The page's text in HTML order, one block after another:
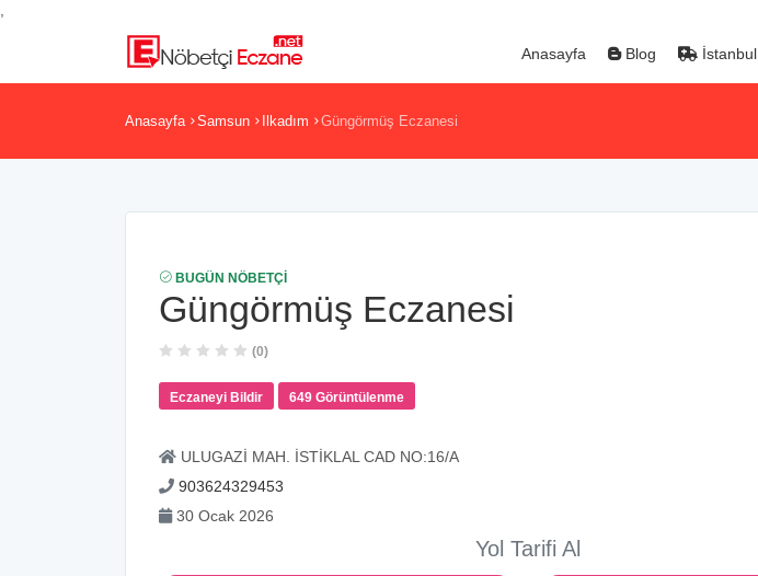
Anasayfa Blog İstanbul
Anasayfa Samsun Ilkadım Güngörmüş Eczanesi
BUGÜN NÖBETÇI
Güngörmüş Eczanesi
(0)
Eczaneyi Bildir 649 Görüntülenme
ULUGAZİ MAH. İSTİKLAL CAD NO:16/A
903624329453
30 Ocak 2026
Yol Tarifi Al